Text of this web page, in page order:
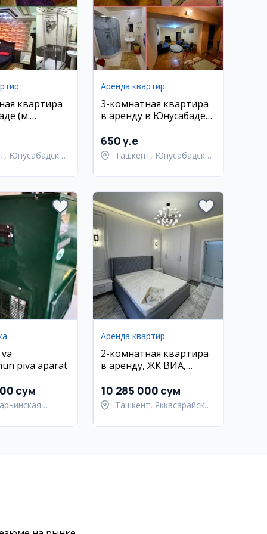
квартира
(м.
Юнусабадский
Аренда квартир
3-комнатная квартира
в аренду в Юнусабаде/
мебелью и техникой
650 y.e
Ташкент, Юнусабадский
piva aparat
сум
Аренда квартир
2-комнатная квартира
в аренду, ЖК ВИА,
58 м²
10 285 000 сум
Ташкент, Яккасарайский